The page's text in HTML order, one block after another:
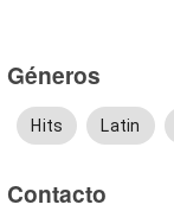
Géneros
Hits Latin
Contacto